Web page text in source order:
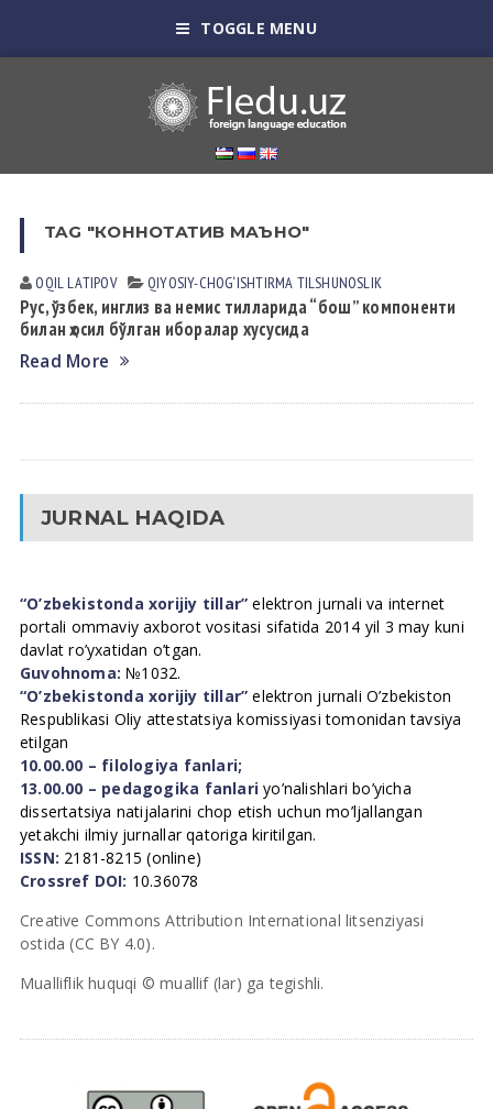
TOGGLE MENU
TAG "КОННОТАТИВ МАЪНО"
OQIL LАTIPOV QIYOSIY-CHOG‘ISHTIRMA TILSHUNOSLIK
Рус, ўзбек, инглиз ва немис тилларида “бош” компоненти
билан ҳосил бўлган иборалар хусусида
Read More
JURNAL HAQIDA
“O’zbekistonda xorijiy tillar” elektron jurnali va internet
portali ommaviy axborot vositasi sifatida 2014 yil 3 may kuni
davlat ro’yxatidan o’tgan.
Guvohnoma: №1032.
“O’zbekistonda xorijiy tillar” elektron jurnali O’zbekiston
Respublikasi Oliy attestatsiya komissiyasi tomonidan tavsiya
etilgan
10.00.00 – filologiya fanlari;
13.00.00 – pedagogika fanlari yo’nalishlari bo’yicha
dissertatsiya natijalarini chop etish uchun mo’ljallangan
yetakchi ilmiy jurnallar qatoriga kiritilgan.
ISSN: 2181-8215 (online)
Crossref DOI: 10.36078
Creative Commons Attribution International litsenziyasi
ostida (CC BY 4.0).
Mualliflik huquqi © muallif (lar) ga tegishli.